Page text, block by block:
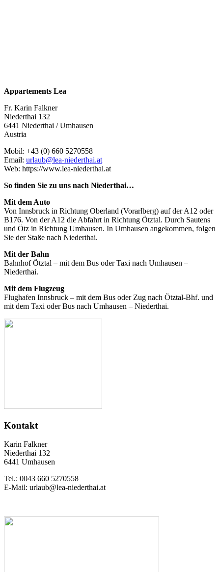
Appartements Lea
Fr. Karin Falkner
Niederthai 132
6441 Niederthai / Umhausen
Austria
Mobil: +43 (0) 660 5270558
Email: urlaub@lea-niederthai.at
Web: https://www.lea-niederthai.at
So finden Sie zu uns nach Niederthai…
Mit dem Auto
Von Innsbruck in Richtung Oberland (Vorarlberg) auf der A12 oder
B176. Von der A12 die Abfahrt in Richtung Ötztal. Durch Sautens
und Ötz in Richtung Umhausen. In Umhausen angekommen, folgen
Sie der Staße nach Niederthai.
Mit der Bahn
Bahnhof Ötztal – mit dem Bus oder Taxi nach Umhausen –
Niederthai.
Mit dem Flugzeug
Flughafen Innsbruck – mit dem Bus oder Zug nach Ötztal-Bhf. und
mit dem Taxi oder Bus nach Umhausen – Niederthai.
Kontakt
Karin Falkner
Niederthai 132
6441 Umhausen
Tel.: 0043 660 5270558
E-Mail: urlaub@lea-niederthai.at